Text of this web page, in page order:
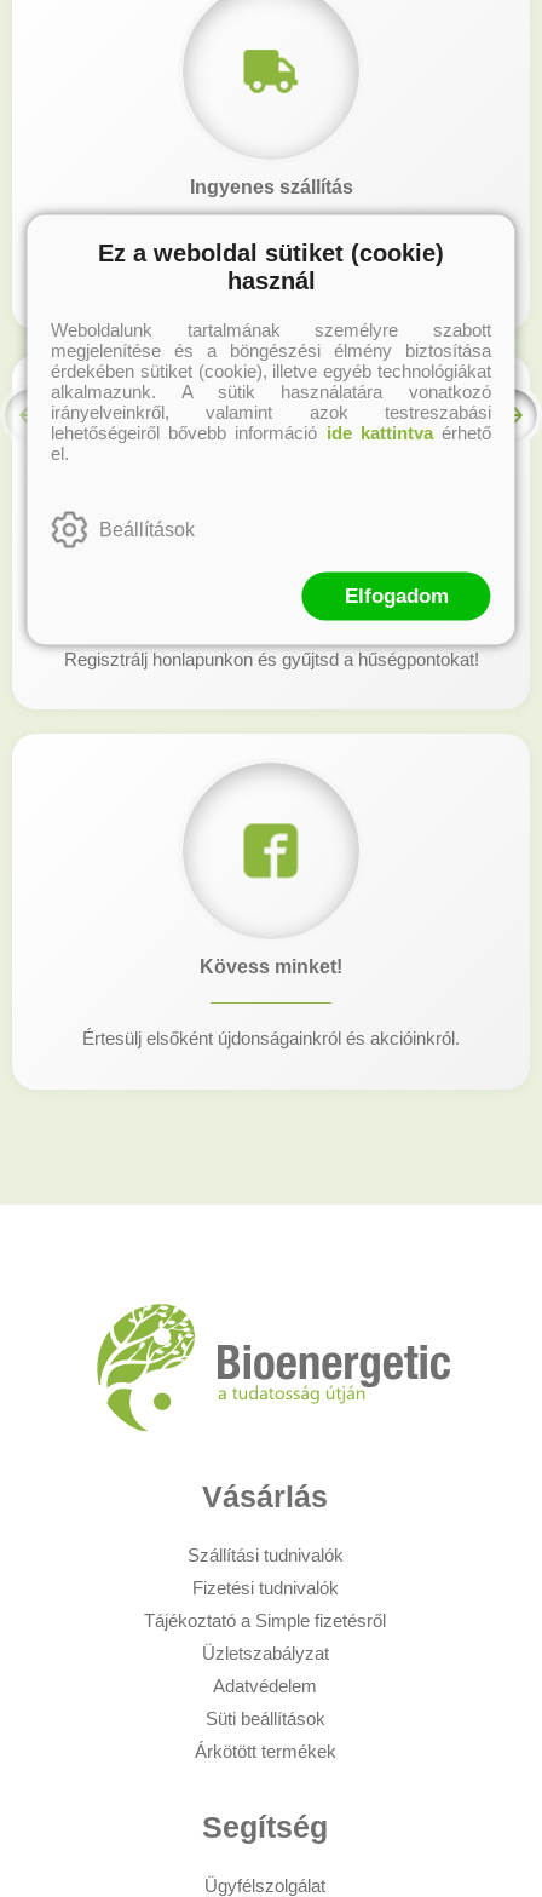
Ingyenes szállítás
Korábbi könyveinkből regisztrált felhasználóinknak
INGYENES szállítás 15.000 Ft felett. További infó...
Hűségprogram
Regisztrálj honlapunkon és gyűjtsd a hűségpontokat!
Kövess minket!
Értesülj elsőként újdonságainkról és akcióinkról.
Vásárlás
Szállítási tudnivalók
Fizetési tudnivalók
Tájékoztató a Simple fizetésről
Üzletszabályzat
Adatvédelem
Süti beállítások
Árkötött termékek
Segítség
Ügyfélszolgálat
Ez a weboldal sütiket (cookie)
használ
Weboldalunk tartalmának személyre szabott
megjelenítése és a böngészési élmény biztosítása
érdekében sütiket (cookie), illetve egyéb technológiákat
alkalmazunk. A sütik használatára vonatkozó
irányelveinkről, valamint azok testreszabási
lehetőségeiről bővebb információ ide kattintvaérhető
el.
Beállítások
Elfogadom